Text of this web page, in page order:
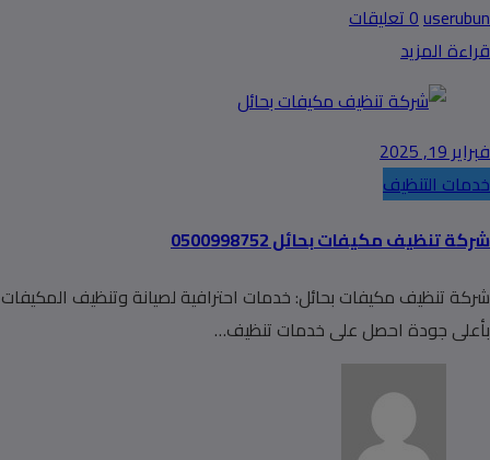
userubun0 تعليقات
قراءة المزيد
فبراير 19, 2025
خدمات التنظيف
شركة تنظيف مكيفات بحائل 0500998752
شركة تنظيف مكيفات بحائل: خدمات احترافية لصيانة وتنظيف المكيفات
بأعلى جودة احصل على خدمات تنظيف…